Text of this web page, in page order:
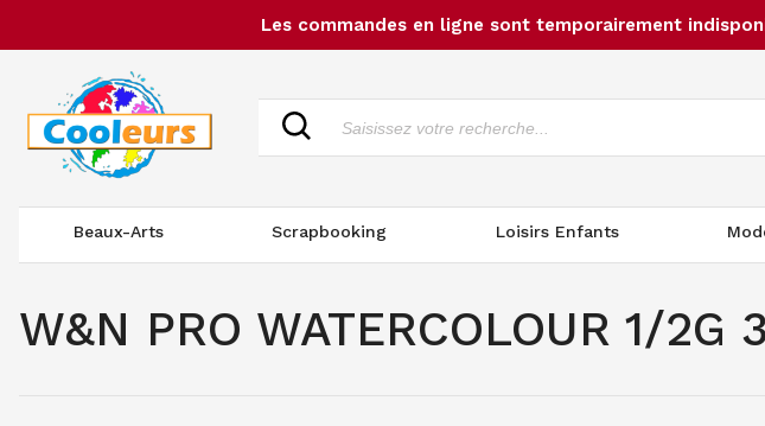
Les commandes en ligne sont temporairement
Beaux-Arts Scrapbooking Loisirs Enfants
W&N PRO WATERCOLOUR 1/2G